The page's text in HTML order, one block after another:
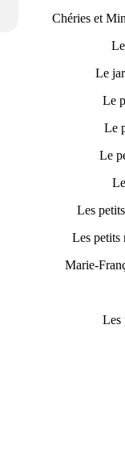
Chéries et
Le
Le
Le
Le
Les
Les petits
Marie-
Les